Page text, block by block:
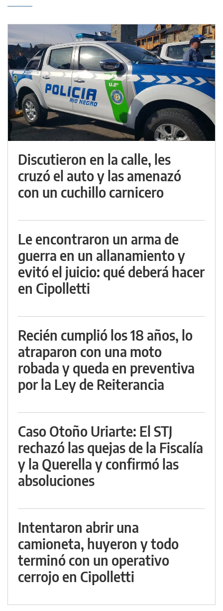
Discutieron en la calle, les
cruzó el auto y las amenazó
con un cuchillo carnicero
Le encontraron un arma de
guerra en un allanamiento y
evitó el juicio: qué deberá hacer
en Cipolletti
Recién cumplió los 18 años, lo
atraparon con una moto
robada y queda en preventiva
por la Ley de Reiterancia
Caso Otoño Uriarte: El STJ
rechazó las quejas de la Fiscalía
y la Querella y confirmó las
absoluciones
Intentaron abrir una
camioneta, huyeron y todo
terminó con un operativo
cerrojo en Cipolletti